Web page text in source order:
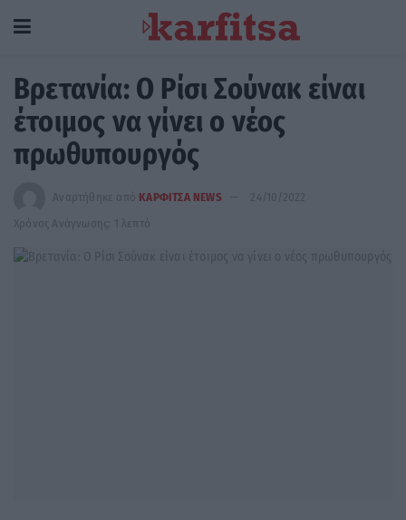
Βρετανία: Ο Ρίσι Σούνακ είναι
έτοιμος να γίνει ο νέος
πρωθυπουργός
Αναρτήθηκε από ΚΑΡΦΙΤΣΑ NEWS
24/10/2022
Χρόνος Ανάγνωσης: 1 λεπτό